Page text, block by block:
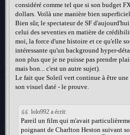
considéré comme tel que si son budget
dollars. Voilà une manière bien
Bien sûr, le spectateur de SF
celui des seventies en matière de
moi, la force d'une histoire et ce qu'elle
intéressante qu'un background hyper-
non plus que je ne puisse pas prendre
mais bon... c'est un autre sujet).
Le fait que Soleil vert continue à être une
son visuel daté - le prouve.
lolo992 a écrit:
Pareil un film qui m'avait
poignant de Charlton Heston suivant